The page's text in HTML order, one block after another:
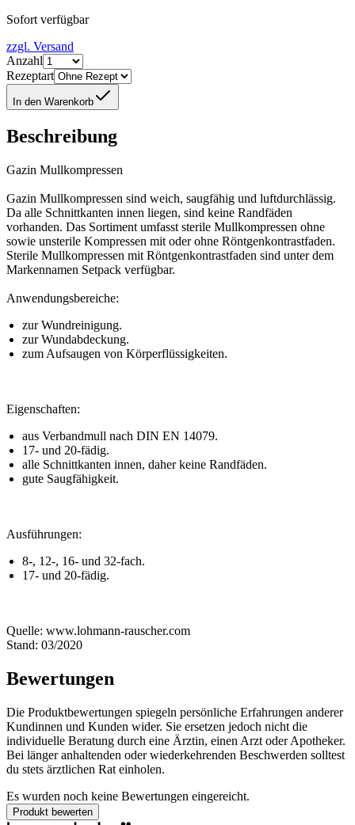
Sofort verfügbar
zzgl. Versand
Anzahl
Rezeptart
In den Warenkorb
Beschreibung
Gazin Mullkompressen
Gazin Mullkompressen sind weich, saugfähig und luftdurchlässig.
Da alle Schnittkanten innen liegen, sind keine Randfäden
vorhanden. Das Sortiment umfasst sterile Mullkompressen ohne
sowie unsterile Kompressen mit oder ohne Röntgenkontrastfaden.
Sterile Mullkompressen mit Röntgenkontrastfaden sind unter dem
Markennamen Setpack verfügbar.
Anwendungsbereiche:
zur Wundreinigung.
zur Wundabdeckung.
zum Aufsaugen von Körperflüssigkeiten.
Eigenschaften:
aus Verbandmull nach DIN EN 14079.
17- und 20-fädig.
alle Schnittkanten innen, daher keine Randfäden.
gute Saugfähigkeit.
Ausführungen:
8-, 12-, 16- und 32-fach.
17- und 20-fädig.
Quelle: www.lohmann-rauscher.com
Stand: 03/2020
Bewertungen
Die Produktbewertungen spiegeln persönliche Erfahrungen anderer
Kundinnen und Kunden wider. Sie ersetzen jedoch nicht die
individuelle Beratung durch eine Ärztin, einen Arzt oder Apotheker.
Bei länger anhaltenden oder wiederkehrenden Beschwerden solltest
du stets ärztlichen Rat einholen.
Es wurden noch keine Bewertungen eingereicht.
Produkt bewerten